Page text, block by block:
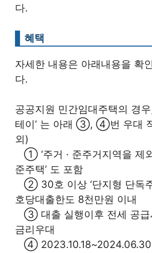
다.
혜택
자세한 내용은 아래내용을 확
다.
공공지원 민간임대주택의 경
테이’ 는 아래 ③, ④번 우대
외)
① ‘주거 · 준주거지역을 제
준주택’ 도 포함
② 30호 이상 ‘단지형 단독
호당대출한도 8천만원 이내
③ 대출 실행이후 전세 공급
금리우대
④ 2023.10.18~2024.06.30